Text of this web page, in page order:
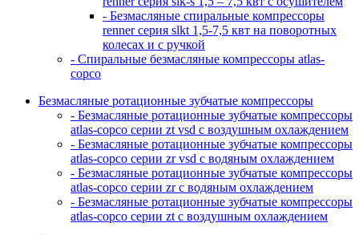
- Безмасляные спиральные компрессоры
renner серия slkt 1,5-7,5 квт на поворотных
колесах и с ручкой
- Спиральные безмасляные компрессоры atlas-
copco
Безмасляные ротационные зубчатые компрессоры
- Безмасляные ротационные зубчатые компрессоры
atlas-copco серии zt vsd с воздушным охлаждением
- Безмасляные ротационные зубчатые компрессоры
atlas-copco серии zr vsd с водяным охлаждением
- Безмасляные ротационные зубчатые компрессоры
atlas-copco серии zr с водяным охлаждением
- Безмасляные ротационные зубчатые компрессоры
atlas-copco серии zt с воздушным охлаждением